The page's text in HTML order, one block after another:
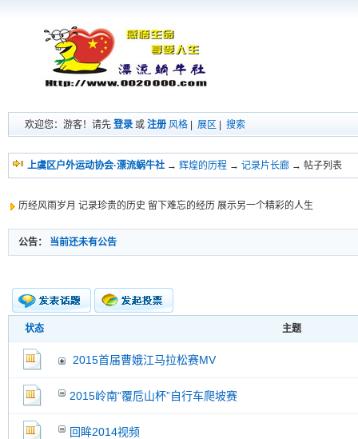
欢迎您：游客！请先 登录 或 注册 风格 展区 搜索
上虞区户外运动协会·漂流蜗牛社 → 辉煌的历程 → 记录片长廊 → 帖子列表
历经风雨岁月 记录珍贵的历史 留下难忘的经历 展示另一个精彩的人生
公告： 当前还未有公告
新的主题
交易帖
状态 主题
2015首届曹娥江马拉松赛MV
2015岭南“覆卮山杯”自行车爬坡赛
回眸2014视频